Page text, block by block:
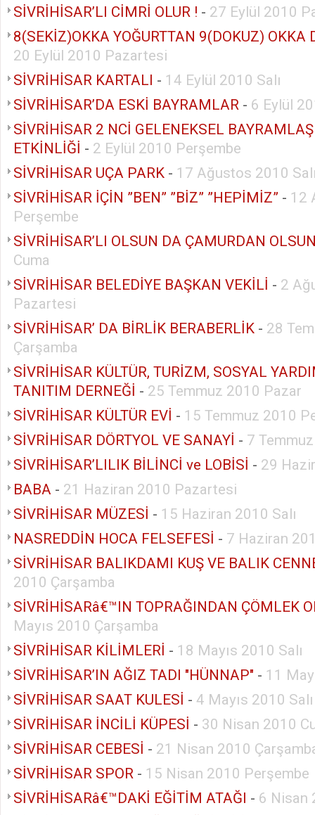
SİVRİHİSAR’LI CİMRİ OLUR ! - 27 Eylül 2010
8(SEKİZ)OKKA YOĞURTTAN 9(DOKUZ) OKKA
20 Eylül 2010 Pazartesi
SİVRİHİSAR KARTALI - 14 Eylül 2010 Salı
SİVRİHİSAR’DA ESKİ BAYRAMLAR - 6 Eylül
SİVRİHİSAR 2 NCİ GELENEKSEL
ETKİNLİĞİ - 2 Eylül 2010 Perşembe
SİVRİHİSAR UÇA PARK - 17 Ağustos 2010
SİVRİHİSAR İÇİN ”BEN” ”BİZ” ”HEPİMİZ” - 12
Perşembe
SİVRİHİSAR’LI OLSUN DA ÇAMURDAN
Cuma
SİVRİHİSAR BELEDİYE BAŞKAN VEKİLİ - 2
Pazartesi
SİVRİHİSAR’ DA BİRLİK BERABERLİK - 28
Çarşamba
SİVRİHİSAR KÜLTÜR, TURİZM, SOSYAL
TANITIM DERNEĞİ - 25 Temmuz 2010 Pazar
SİVRİHİSAR KÜLTÜR EVİ - 15 Temmuz 2010
SİVRİHİSAR DÖRTYOL VE SANAYİ - 7
SİVRİHİSAR’LILIK BİLİNCİ ve LOBİSİ - 29
BABA - 21 Haziran 2010 Pazartesi
SİVRİHİSAR MÜZESİ - 15 Haziran 2010 Salı
NASREDDİN HOCA FELSEFESİ - 7 Haziran
SİVRİHİSAR BALIKDAMI KUŞ VE BALIK
2010 Çarşamba
SİVRİHİSARâ€™IN TOPRAĞINDAN ÇÖMLEK
Mayıs 2010 Çarşamba
SİVRİHİSAR KİLİMLERİ - 18 Mayıs 2010 Salı
SİVRİHİSAR’IN AĞIZ TADI "HÜNNAP" - 11
SİVRİHİSAR SAAT KULESİ - 4 Mayıs 2010 Salı
SİVRİHİSAR İNCİLİ KÜPESİ - 30 Nisan 2010
SİVRİHİSAR CEBESİ - 21 Nisan 2010
SİVRİHİSAR SPOR - 15 Nisan 2010 Perşembe
SİVRİHİSARâ€™DAKİ EĞİTİM ATAĞI - 6 Nisan